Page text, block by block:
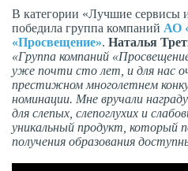
В категории «Лучшие сервисы
победила группа компаний АО
«Просвещение». Наталья
«Группа компаний
уже почти сто лет, и для нас
престижном многолетнем
номинации. Мне вручали
для слепых, слепоглухих и
уникальный продукт, который
получения образования